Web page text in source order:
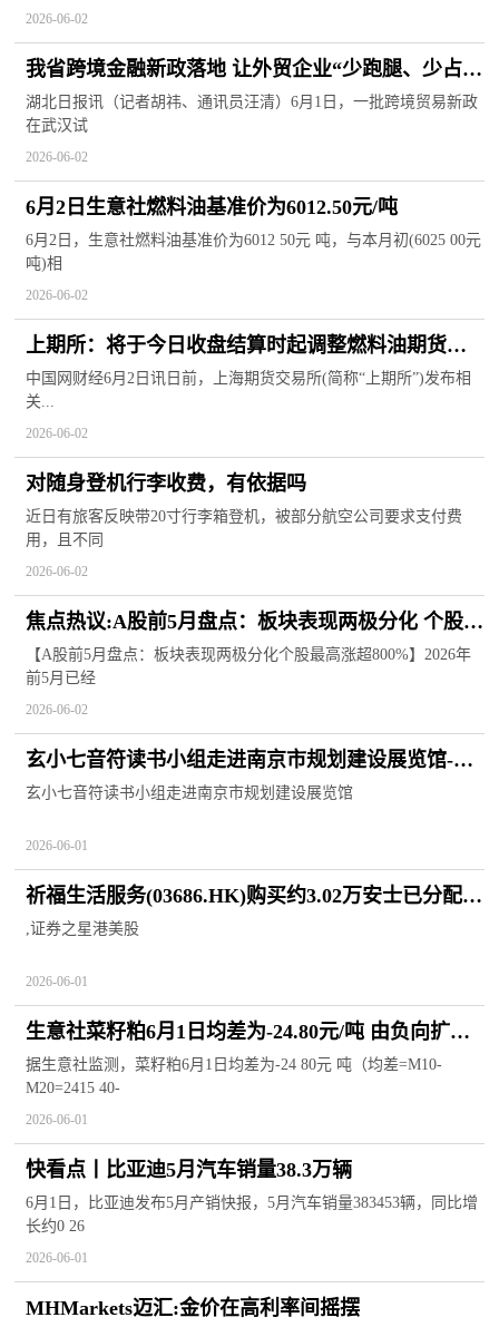
2026-06-02
我省跨境金融新政落地 让外贸企业“少跑腿、少占
钱、快办事”|视焦点讯
湖北日报讯（记者胡祎、通讯员汪清）6月1日，一批跨境贸易新政
在武汉试
2026-06-02
6月2日生意社燃料油基准价为6012.50元/吨
6月2日，生意社燃料油基准价为6012 50元 吨，与本月初(6025 00元
吨)相
2026-06-02
上期所：将于今日收盘结算时起调整燃料油期货涨
跌停板幅度和交易保证金比例
中国网财经6月2日讯日前，上海期货交易所(简称“上期所”)发布相
关...
2026-06-02
对随身登机行李收费，有依据吗
近日有旅客反映带20寸行李箱登机，被部分航空公司要求支付费
用，且不同
2026-06-02
焦点热议:A股前5月盘点：板块表现两极分化 个股最
高涨超800%
【A股前5月盘点：板块表现两极分化个股最高涨超800%】2026年
前5月已经
2026-06-02
玄小七音符读书小组走进南京市规划建设展览馆-每
日关注
玄小七音符读书小组走进南京市规划建设展览馆
2026-06-01
祈福生活服务(03686.HK)购买约3.02万安士已分配银
条
,证券之星港美股
2026-06-01
生意社菜籽粕6月1日均差为-24.80元/吨 由负向扩大
转为缩小-重点聚焦
据生意社监测，菜籽粕6月1日均差为-24 80元 吨（均差=M10-
M20=2415 40-
2026-06-01
快看点丨比亚迪5月汽车销量38.3万辆
6月1日，比亚迪发布5月产销快报，5月汽车销量383453辆，同比增
长约0 26
2026-06-01
MHMarkets迈汇:金价在高利率间摇摆